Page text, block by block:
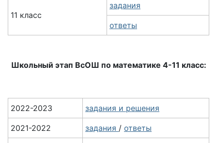
11 класс
задания
ответы
Школьный этап ВсОШ по математике 4-11 класс:
2022-2023 задания и решения
2021-2022 задания / ответы